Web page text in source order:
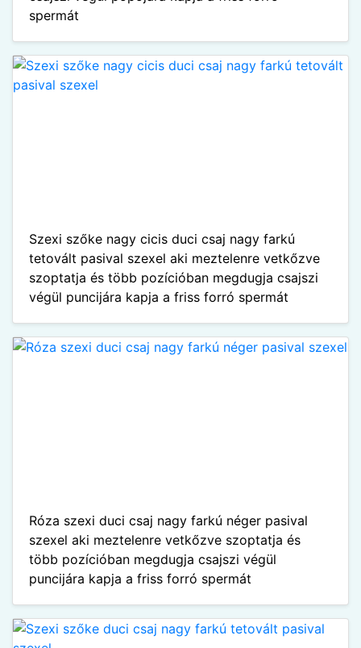
spermát
Szexi szőke nagy cicis duci csaj nagy farkú
tetovált pasival szexel aki meztelenre vetkőzve
szoptatja és több pozícióban megdugja csajszi
végül puncijára kapja a friss forró spermát
Róza szexi duci csaj nagy farkú néger pasival
szexel aki meztelenre vetkőzve szoptatja és
több pozícióban megdugja csajszi végül
puncijára kapja a friss forró spermát